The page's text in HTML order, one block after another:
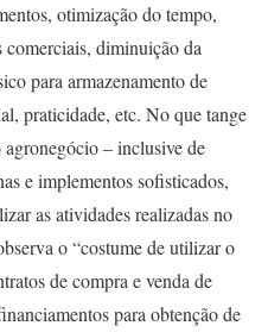
otimização do tempo,
comerciais, diminuição da
para armazenamento de
praticidade, etc. No que tange
– inclusive de
e implementos sofisticados,
as atividades realizadas no
o “costume de utilizar o
de compra e venda de
para obtenção de